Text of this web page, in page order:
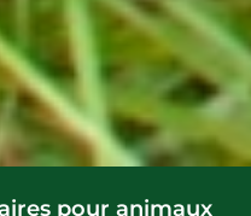
pour animaux